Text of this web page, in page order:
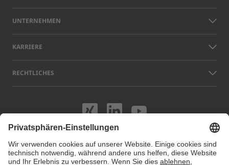
UNTERNEHMEN
KARRIERE
RECHTLICHES
Besuchen Sie
Besuchen Sie
Besuchen
Namen anderer Unternehmen und Produkte, die auf dieser Website
gezeigt werden, können Warenzeichen oder eingetragene Marken sein,